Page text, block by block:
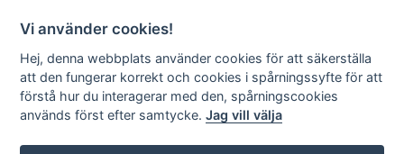
Förvaltningsrättslig tidskrift
Sök
Vi använder cookies!
Hej, denna webbplats använder cookies för att säkerställa
att den fungerar korrekt och cookies i spårningssyfte för att
förstå hur du interagerar med den, spårningscookies
används först efter samtycke.Jag vill välja